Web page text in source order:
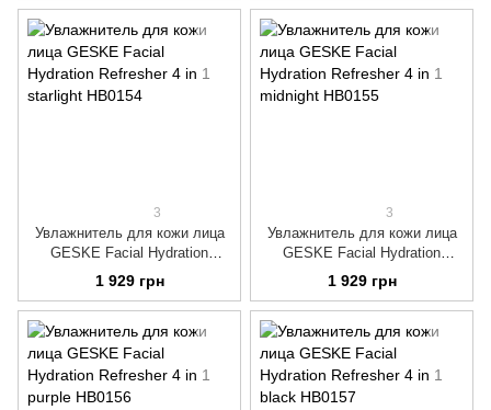
3
Увлажнитель для кожи лица
GESKE Facial Hydration
Refresher 4 in 1 starlight
1 929 грн
3
Увлажнитель для кожи лица
GESKE Facial Hydration
Refresher 4 in 1 midnight
1 929 грн